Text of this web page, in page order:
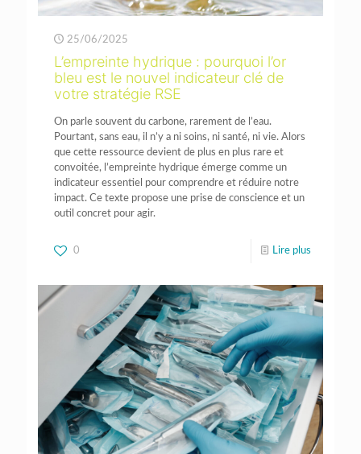
25/06/2025
L’empreinte hydrique : pourquoi l’or
bleu est le nouvel indicateur clé de
votre stratégie RSE
On parle souvent du carbone, rarement de l’eau.
Pourtant, sans eau, il n’y a ni soins, ni santé, ni vie. Alors
que cette ressource devient de plus en plus rare et
convoitée, l’empreinte hydrique émerge comme un
indicateur essentiel pour comprendre et réduire notre
impact. Ce texte propose une prise de conscience et un
outil concret pour agir.
0 Lire plus